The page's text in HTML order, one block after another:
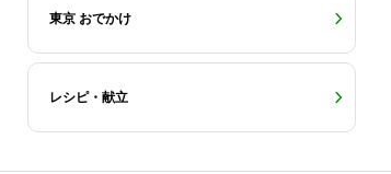
東京 おでかけ
レシピ・献立